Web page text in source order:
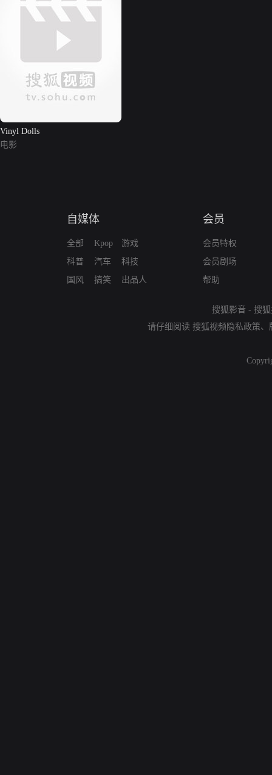
Vinyl Dolls
电影
自媒体
全部
科普
国风
Kpop
汽车
搞笑
游戏
科技
出品人
会员
会员特权
会员剧场
帮助
搜狐影音 - 搜
请仔细阅读 搜狐视频隐私政策、